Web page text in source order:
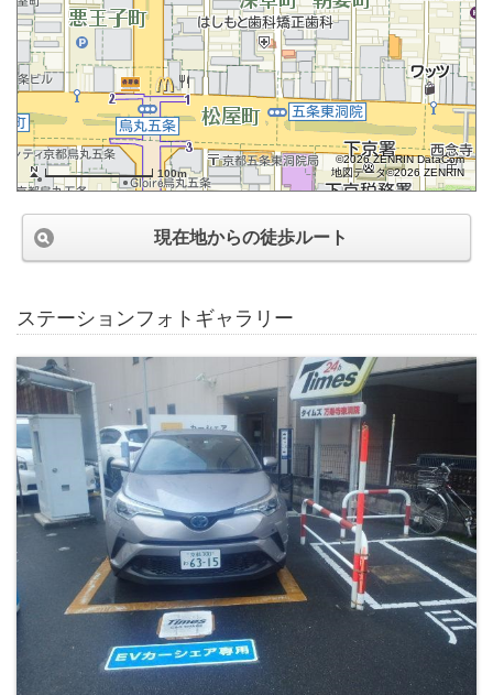
100m
©2026 ZENRIN DataCom
地図データ©2026 ZENRIN
現在地からの徒歩ルート
ステーションフォトギャラリー